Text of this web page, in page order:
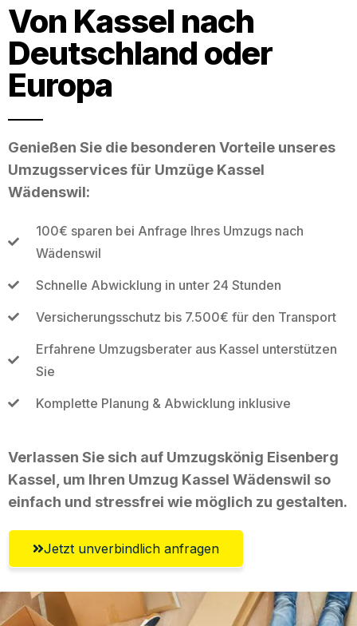
Von Kassel nach
Deutschland oder
Europa
Genießen Sie die besonderen Vorteile unseres
Umzugsservices für Umzüge Kassel
Wädenswil:
100€ sparen bei Anfrage Ihres Umzugs nach
Wädenswil
Schnelle Abwicklung in unter 24 Stunden
Versicherungsschutz bis 7.500€ für den Transport
Erfahrene Umzugsberater aus Kassel unterstützen
Sie
Komplette Planung & Abwicklung inklusive
Verlassen Sie sich auf Umzugskönig Eisenberg
Kassel, um Ihren Umzug Kassel Wädenswil so
einfach und stressfrei wie möglich zu gestalten.
Jetzt unverbindlich anfragen